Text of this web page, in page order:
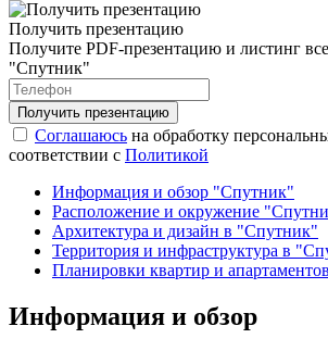
Получить презентацию
Получите PDF-презентацию и листинг
"Спутник"
Соглашаюсь на обработку
соответствии с Политикой
Информация и обзор "Спутник"
Расположение и окружение
Архитектура и дизайн в "Спутник"
Территория и инфраструктура в
Планировки квартир и
Информация и обзор